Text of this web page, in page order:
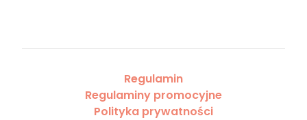
Regulamin
Regulaminy promocyjne
Polityka prywatności